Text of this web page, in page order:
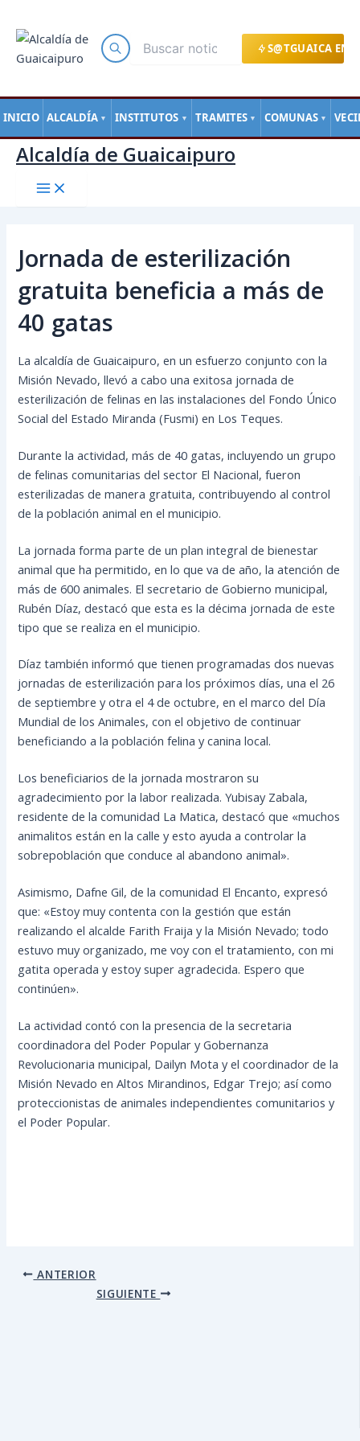
S@TGUAICA EN
INICIO ALCALDÍA ▼ INSTITUTOS ▼ TRAMITES ▼ COMUNAS ▼
contenido
Alcaldía de Guaicaipuro
Jornada de esterilización
gratuita beneficia a más de
40 gatas
La alcaldía de Guaicaipuro, en un esfuerzo conjunto con la
Misión Nevado, llevó a cabo una exitosa jornada de
esterilización de felinas en las instalaciones del Fondo Único
Social del Estado Miranda (Fusmi) en Los Teques.
Durante la actividad, más de 40 gatas, incluyendo un grupo
de felinas comunitarias del sector El Nacional, fueron
esterilizadas de manera gratuita, contribuyendo al control
de la población animal en el municipio.
La jornada forma parte de un plan integral de bienestar
animal que ha permitido, en lo que va de año, la atención de
más de 600 animales. El secretario de Gobierno municipal,
Rubén Díaz, destacó que esta es la décima jornada de este
tipo que se realiza en el municipio.
Díaz también informó que tienen programadas dos nuevas
jornadas de esterilización para los próximos días, una el 26
de septiembre y otra el 4 de octubre, en el marco del Día
Mundial de los Animales, con el objetivo de continuar
beneficiando a la población felina y canina local.
Los beneficiarios de la jornada mostraron su
agradecimiento por la labor realizada. Yubisay Zabala,
residente de la comunidad La Matica, destacó que «muchos
animalitos están en la calle y esto ayuda a controlar la
sobrepoblación que conduce al abandono animal».
Asimismo, Dafne Gil, de la comunidad El Encanto, expresó
que: «Estoy muy contenta con la gestión que están
realizando el alcalde Farith Fraija y la Misión Nevado; todo
estuvo muy organizado, me voy con el tratamiento, con mi
gatita operada y estoy super agradecida. Espero que
continúen».
La actividad contó con la presencia de la secretaria
coordinadora del Poder Popular y Gobernanza
Revolucionaria municipal, Dailyn Mota y el coordinador de la
Misión Nevado en Altos Mirandinos, Edgar Trejo; así como
proteccionistas de animales independientes comunitarios y
el Poder Popular.
de
entradas
ANTERIOR
SIGUIENTE